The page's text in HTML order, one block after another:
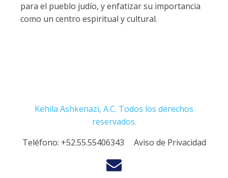
para el pueblo judío, y enfatizar su importancia
como un centro espiritual y cultural.
Kehila Ashkenazi, A.C. Todos los derechos
reservados.
Teléfono: +52.55.55406343 Aviso de Privacidad